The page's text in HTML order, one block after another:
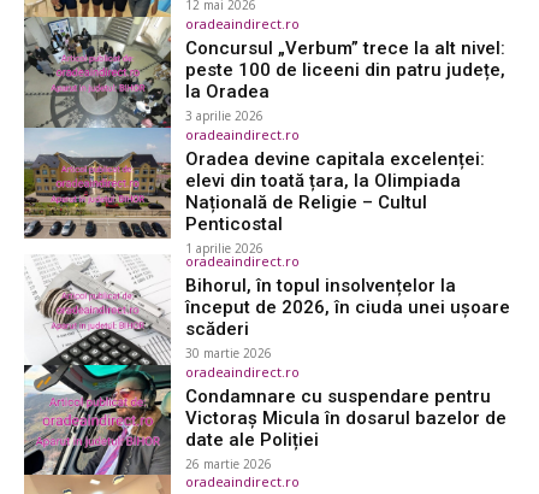
12 mai 2026
oradeaindirect.ro
Concursul „Verbum” trece la alt nivel:
peste 100 de liceeni din patru județe,
la Oradea
3 aprilie 2026
oradeaindirect.ro
Oradea devine capitala excelenței:
elevi din toată țara, la Olimpiada
Națională de Religie – Cultul
Penticostal
1 aprilie 2026
oradeaindirect.ro
Bihorul, în topul insolvențelor la
început de 2026, în ciuda unei ușoare
scăderi
30 martie 2026
oradeaindirect.ro
Condamnare cu suspendare pentru
Victoraș Micula în dosarul bazelor de
date ale Poliției
26 martie 2026
oradeaindirect.ro